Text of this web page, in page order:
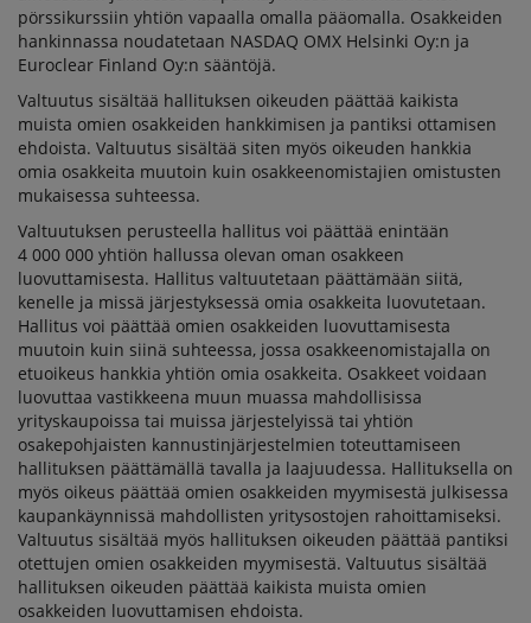
pörssikurssiin yhtiön vapaalla omalla pääomalla. Osakkeiden
hankinnassa noudatetaan NASDAQ OMX Helsinki Oy:n ja
Euroclear Finland Oy:n sääntöjä.
Valtuutus sisältää hallituksen oikeuden päättää kaikista
muista omien osakkeiden hankkimisen ja pantiksi ottamisen
ehdoista. Valtuutus sisältää siten myös oikeuden hankkia
omia osakkeita muutoin kuin osakkeenomistajien omistusten
mukaisessa suhteessa.
Valtuutuksen perusteella hallitus voi päättää enintään
4 000 000 yhtiön hallussa olevan oman osakkeen
luovuttamisesta. Hallitus valtuutetaan päättämään siitä,
kenelle ja missä järjestyksessä omia osakkeita luovutetaan.
Hallitus voi päättää omien osakkeiden luovuttamisesta
muutoin kuin siinä suhteessa, jossa osakkeenomistajalla on
etuoikeus hankkia yhtiön omia osakkeita. Osakkeet voidaan
luovuttaa vastikkeena muun muassa mahdollisissa
yrityskaupoissa tai muissa järjestelyissä tai yhtiön
osakepohjaisten kannustinjärjestelmien toteuttamiseen
hallituksen päättämällä tavalla ja laajuudessa. Hallituksella on
myös oikeus päättää omien osakkeiden myymisestä julkisessa
kaupankäynnissä mahdollisten yritysostojen rahoittamiseksi.
Valtuutus sisältää myös hallituksen oikeuden päättää pantiksi
otettujen omien osakkeiden myymisestä. Valtuutus sisältää
hallituksen oikeuden päättää kaikista muista omien
osakkeiden luovuttamisen ehdoista.